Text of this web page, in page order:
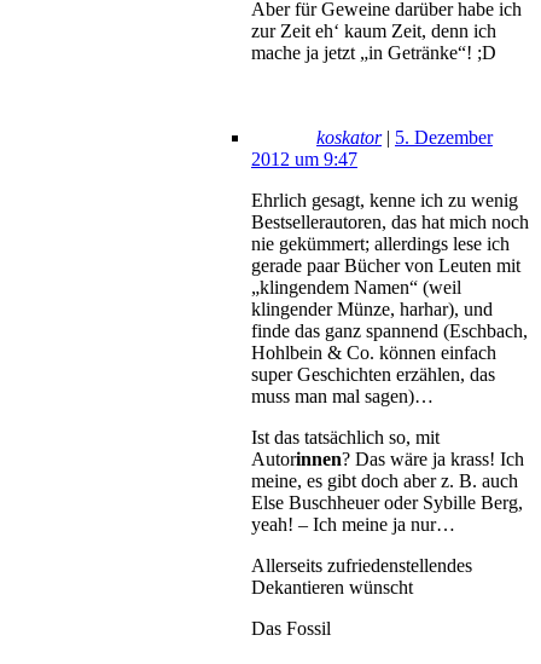
Aber für Geweine darüber habe ich
zur Zeit eh‘ kaum Zeit, denn ich
mache ja jetzt „in Getränke“! ;D
koskator| 5. Dezember
2012 um 9:47
Ehrlich gesagt, kenne ich zu wenig
Bestsellerautoren, das hat mich noch
nie gekümmert; allerdings lese ich
gerade paar Bücher von Leuten mit
„klingendem Namen“ (weil
klingender Münze, harhar), und
finde das ganz spannend (Eschbach,
Hohlbein & Co. können einfach
super Geschichten erzählen, das
muss man mal sagen)…
Ist das tatsächlich so, mit
Autorinnen? Das wäre ja krass! Ich
meine, es gibt doch aber z. B. auch
Else Buschheuer oder Sybille Berg,
yeah! – Ich meine ja nur…
Allerseits zufriedenstellendes
Dekantieren wünscht
Das Fossil